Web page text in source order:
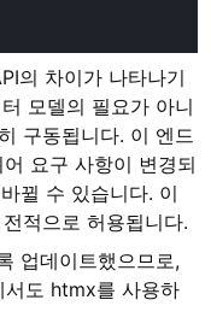
의 차이가 나타나기
모델의 필요가 아니
구동됩니다. 이 엔드
요구 사항이 변경되
뀔 수 있습니다. 이
적으로 허용됩니다.
업데이트했으므로,
서도 htmx를 사용하